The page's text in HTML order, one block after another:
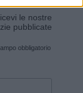
le nostre
pubblicate
obbligatorio